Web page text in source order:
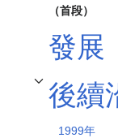
（首段）
發展
後續
切換 後續沿革 子章節
1999年